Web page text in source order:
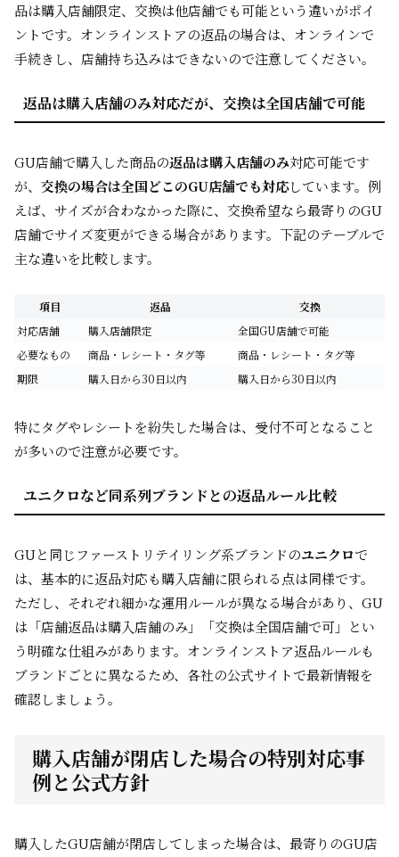
品は購入店舗限定、 交換は他店舗でも可能という違いがポイ
ントです。オンラインストアの返品の場合は、オンラインで
手続きし、店舗持ち込みはできないので注意してください。
返品は購入店舗のみ対応だが、交換は全国店舗で可能
GU店舗で購入した商品の返品は購入店舗のみ対応可能です
が、 交換の場合は全国どこのGU店舗でも対応しています。例
えば、サイズが合わなかった際に、交換希望なら最寄りのGU
店舗でサイズ変更ができる場合があります。下記のテーブルで
主な違いを比較します。
項目 返品
交換
対応店舗
購入店舗限定
全国GU店舗で可能
必要なもの
商品・レシート・タグ等
商品・レシート・タグ等
期限
購入日から30日以内 購入日から30日以内
特にタグやレシートを紛失した場合は、受付不可となること
が多いので注意が必要です。
ユニクロなど同系列ブランドとの返品ルール比較
GUと同じファーストリテイリング系ブランドのユニクロで
は、基本的に返品対応も購入店舗に限られる点は同様です。
ただし、それぞれ細かな運用ルールが異なる場合があり、GU
は「店舗返品は購入店舗のみ」「交換は全国店舗で可」とい
う明確な仕組みがあります。オンラインストア返品ルールも
ブランドごとに異なるため、各社の公式サイトで最新情報を
確認しましょう。
購入店舗が閉店した場合の特別対応事
例と公式方針
購入したGU店舗が閉店してしまった場合は、最寄りのGU店